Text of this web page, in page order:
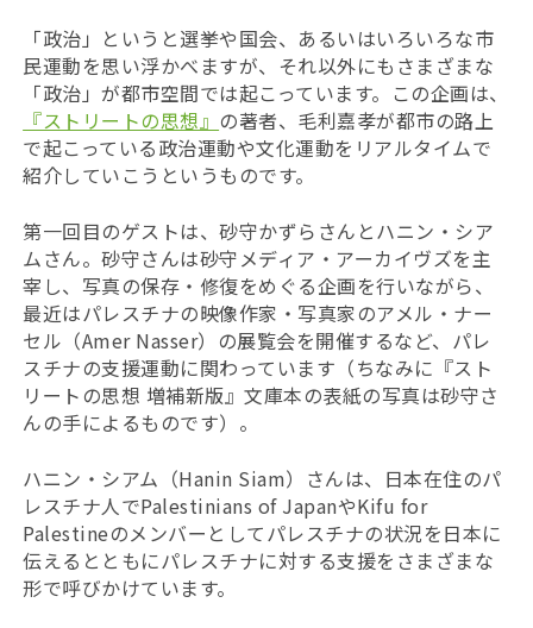
「政治」というと選挙や国会、あるいはいろいろな市
民運動を思い浮かべますが、それ以外にもさまざまな
「政治」が都市空間では起こっています。この企画は、
『ストリートの思想』 の著者、毛利嘉孝が都市の路上
で起こっている政治運動や文化運動をリアルタイムで
紹介していこうというものです。
第一回目のゲストは、砂守かずらさんとハニン・シア
ムさん。砂守さんは砂守メディア・アーカイヴズを主
宰し、写真の保存・修復をめぐる企画を行いながら、
最近はパレスチナの映像作家・写真家のアメル・ナー
セル（Amer Nasser）の展覧会を開催するなど、パレ
スチナの支援運動に関わっています（ちなみに『スト
リートの思想 増補新版』文庫本の表紙の写真は砂守さ
んの手によるものです）。
ハニン・シアム（Hanin Siam）さんは、日本在住のパ
レスチナ人でPalestinians of JapanやKifu for
Palestineのメンバーとしてパレスチナの状況を日本に
伝えるとともにパレスチナに対する支援をさまざまな
形で呼びかけています。